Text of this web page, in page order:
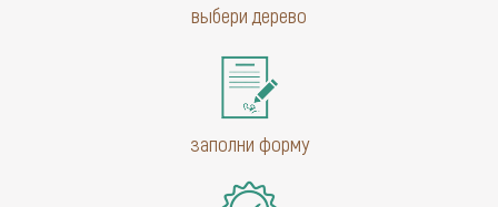
выбери дерево
заполни форму